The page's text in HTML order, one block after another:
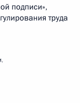
подписи»,
труда
,